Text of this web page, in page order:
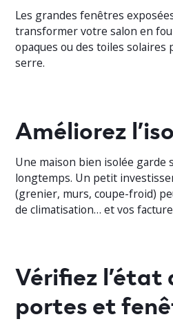
Les grandes fenêtres
transformer votre salon en
opaques ou des toiles solaires
serre.
Améliorez
Une maison bien isolée garde
longtemps. Un petit
(grenier, murs, coupe-froid)
de climatisation… et vos
Vérifiez l’état
portes et